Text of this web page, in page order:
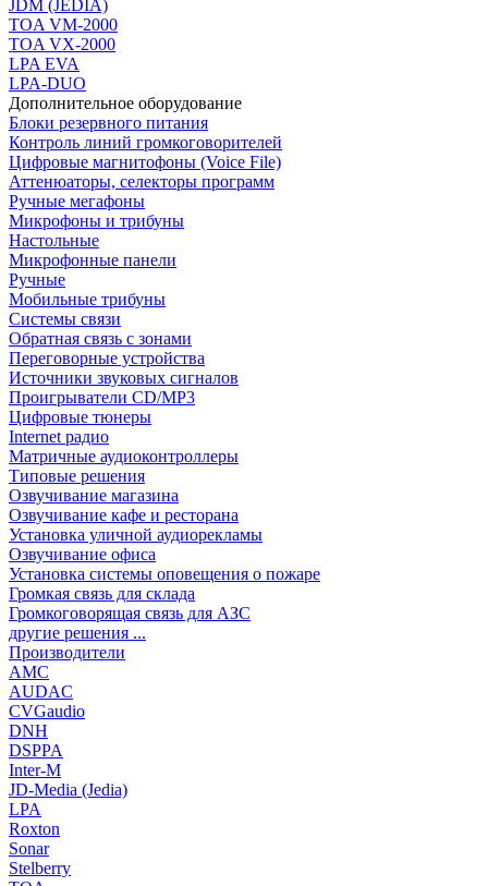
JDM (JEDIA)
TOA VM-2000
TOA VX-2000
LPA EVA
LPA-DUO
Дополнительное оборудование
Блоки резервного питания
Контроль линий громкоговорителей
Цифровые магнитофоны (Voice File)
Аттенюаторы, селекторы программ
Ручные мегафоны
Микрофоны и трибуны
Настольные
Микрофонные панели
Ручные
Мобильные трибуны
Системы связи
Обратная связь с зонами
Переговорные устройства
Источники звуковых сигналов
Проигрыватели CD/MP3
Цифровые тюнеры
Internet радио
Матричные аудиоконтроллеры
Типовые решения
Озвучивание магазина
Озвучивание кафе и ресторана
Установка уличной аудиорекламы
Озвучивание офиса
Установка системы оповещения о пожаре
Громкая связь для склада
Громкоговорящая связь для АЗС
другие решения ...
Производители
AMC
AUDAC
CVGaudio
DNH
DSPPA
Inter-M
JD-Media (Jedia)
LPA
Roxton
Sonar
Stelberry